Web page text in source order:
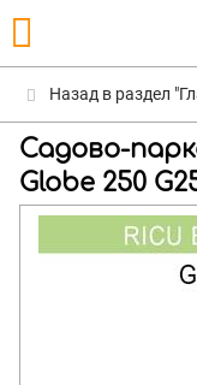
Назад в раздел
Садово-
Globe 250